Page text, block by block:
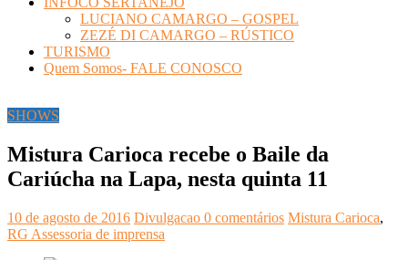
LUCIANO CAMARGO – GOSPEL
ZEZÉ DI CAMARGO – RÚSTICO
TURISMO
Quem Somos- FALE CONOSCO
SHOWS
Mistura Carioca recebe o Baile da
Cariúcha na Lapa, nesta quinta 11
10 de agosto de 2016 Divulgacao 0 comentários Mistura Carioca,
RG Assessoria de imprensa